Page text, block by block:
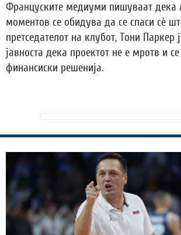
Француските медиуми пишуваат дека
моментов се обидува да се спаси сè
претседателот на клубот, Тони Паркер
јавноста дека проектот не е мротв и
финансиски решенија.